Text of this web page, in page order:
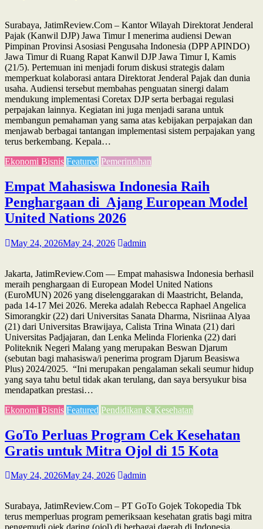
Surabaya, JatimReview.Com – Kantor Wilayah Direktorat Jenderal
Pajak (Kanwil DJP) Jawa Timur I menerima audiensi Dewan
Pimpinan Provinsi Asosiasi Pengusaha Indonesia (DPP APINDO)
Jawa Timur di Ruang Rapat Kanwil DJP Jawa Timur I, Kamis
(21/5). Pertemuan ini menjadi forum diskusi strategis dalam
memperkuat kolaborasi antara Direktorat Jenderal Pajak dan dunia
usaha. Audiensi tersebut membahas penguatan sinergi dalam
mendukung implementasi Coretax DJP serta berbagai regulasi
perpajakan lainnya. Kegiatan ini juga menjadi sarana untuk
membangun pemahaman yang sama atas kebijakan perpajakan dan
menjawab berbagai tantangan implementasi sistem perpajakan yang
terus berkembang. Kepala…
Ekonomi Bisnis Featured Pemerintahan
Empat Mahasiswa Indonesia Raih
Penghargaan di Ajang European Model
United Nations 2026
May 24, 2026May 24, 2026 admin
Jakarta, JatimReview.Com — Empat mahasiswa Indonesia berhasil
meraih penghargaan di European Model United Nations
(EuroMUN) 2026 yang diselenggarakan di Maastricht, Belanda,
pada 14-17 Mei 2026. Mereka adalah Rebecca Raphael Angelica
Simorangkir (22) dari Universitas Sanata Dharma, Nisriinaa Alyaa
(21) dari Universitas Brawijaya, Calista Trina Winata (21) dari
Universitas Padjajaran, dan Lenka Melinda Florienka (22) dari
Politeknik Negeri Malang yang merupakan Beswan Djarum
(sebutan bagi mahasiswa/i penerima program Djarum Beasiswa
Plus) 2024/2025. “Ini merupakan pengalaman sekali seumur hidup
yang saya tahu betul tidak akan terulang, dan saya bersyukur bisa
mendapatkan prestasi…
Ekonomi Bisnis Featured Pendidikan & Kesehatan
GoTo Perluas Program Cek Kesehatan
Gratis untuk Mitra Ojol di 15 Kota
May 24, 2026May 24, 2026 admin
Surabaya, JatimReview.Com – PT GoTo Gojek Tokopedia Tbk
terus memperluas program pemeriksaan kesehatan gratis bagi mitra